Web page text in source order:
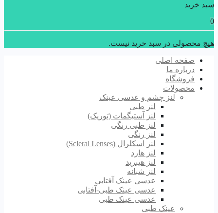
سبد خرید
0
هیچ محصولی در سبد خرید نیست.
صفحه اصلی
درباره ما
فروشگاه
محصولات
لنز چشم و عدسی عینک
لنز طبی
لنز آستیگمات (توریک)
لنز طبی رنگی
لنز رنگی
لنز اسکلرال (Scleral Lenses)
لنز هارد
لنز هیبرید
لنز شبانه
عدسی عینک آفتابی
عدسی عینک طبی-آفتابی
عدسی عینک طبی
عینک طبی